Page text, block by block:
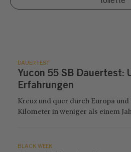
DAUERTEST
Yucon 55 SB Dauertest:
Erfahrungen
Kreuz und quer durch Europa und
Kilometer in weniger als einem
BLACK WEEK